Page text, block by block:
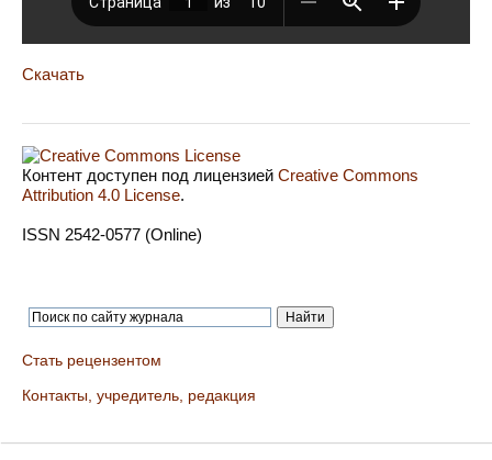
Скачать
Контент доступен под лицензией Creative Commons
Attribution 4.0 License.
ISSN 2542-0577 (Online)
Стать рецензентом
Контакты, учредитель, редакция